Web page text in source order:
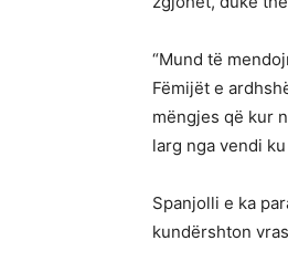
“Mund të
Fëmijët e
mëngjes që kur
larg nga vendi
Spanjolli e ka
kundërshton